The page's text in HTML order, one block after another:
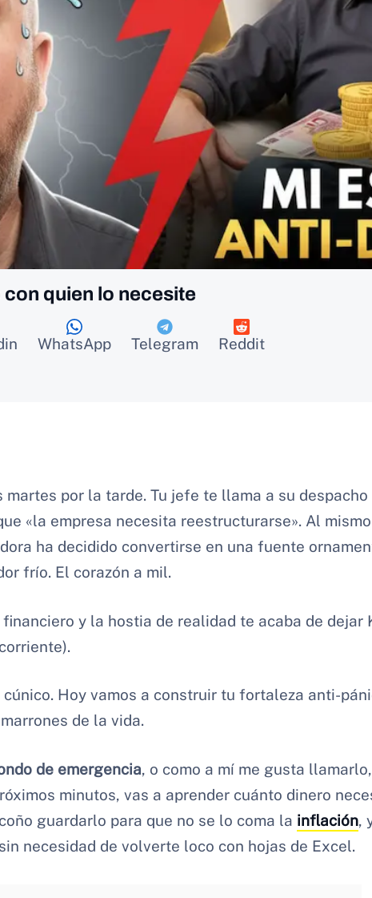
con quien lo necesite
WhatsApp Telegram Reddit
martes por la tarde. Tu jefe te llama a su despacho
«la empresa necesita reestructurarse». Al
ha decidido convertirse en una fuente
frío. El corazón a mil.
y la hostia de realidad te acaba de dejar
cúnico. Hoy vamos a construir tu fortaleza anti-
de la vida.
de emergencia, o como a mí me gusta
minutos, vas a aprender cuánto dinero
guardarlo para que no se lo coma la inflación,
sin necesidad de volverte loco con hojas de Excel.